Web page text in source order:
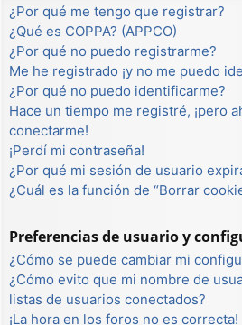
¿Por qué me tengo que registrar?
¿Qué es COPPA? (APPCO)
¿Por qué no puedo registrarme?
Me he registrado ¡y no me puedo
¿Por qué no puedo identificarme?
Hace un tiempo me registré, ¡pero
conectarme!
¡Perdí mi contraseña!
¿Por qué mi sesión de usuario
¿Cuál es la función de “Borrar
Preferencias de usuario y
¿Cómo se puede cambiar mi
¿Cómo evito que mi nombre de
listas de usuarios conectados?
¡La hora en los foros no es correcta!